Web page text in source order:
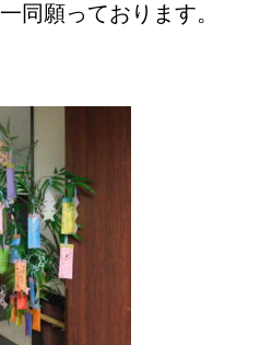
同願っております。